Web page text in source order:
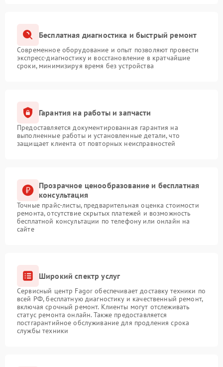
Бесплатная диагностика и быстрый ремонт
Современное оборудование и опыт позволяют провести
экспресс-диагностику и восстановление в кратчайшие
сроки, минимизируя время без устройства
Гарантия на работы и запчасти
Предоставляется документированная гарантия на
выполненные работы и установленные детали, что
защищает клиента от повторных неисправностей
Прозрачное ценообразование и бесплатная
консультация
Точные прайс-листы, предварительная оценка стоимости
ремонта, отсутствие скрытых платежей и возможность
бесплатной консультации по телефону или онлайн на
сайте
Широкий спектр услуг
Сервисный центр Fagor обеспечивает доставку техники по
всей РФ, бесплатную диагностику и качественный ремонт,
включая срочный ремонт. Клиенты могут отслеживать
статус ремонта онлайн. Также предоставляется
постгарантийное обслуживание для продления срока
службы техники